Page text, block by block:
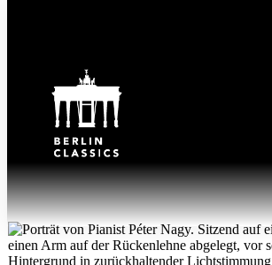
PÉTER NAGY